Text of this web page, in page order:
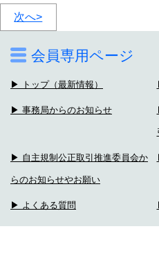
会員専用ページ
▶ トップ（最新情報）
▶ 事務局からのお知らせ
▶ 自主規制公正取引推進委員会か
らのお知らせやお願い
▶ よくある質問
次へ>